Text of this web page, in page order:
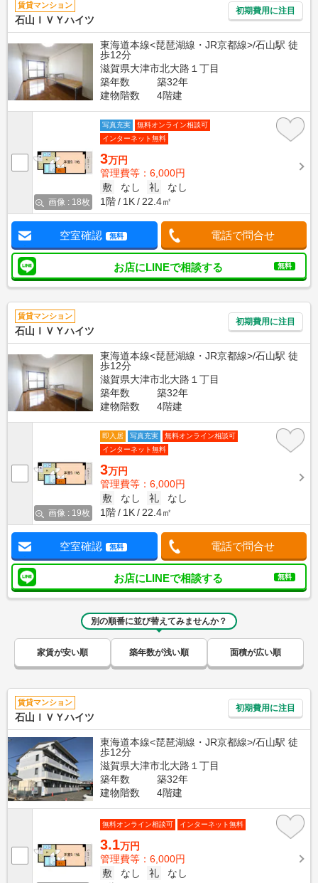
賃貸マンション
石山ＩＶＹハイツ
初期費用に注目
東海道本線<琵琶湖線・JR京都線>/石山駅 徒
歩12分
滋賀県大津市北大路１丁目
築年数
築32年
建物階数
4階建
画像 : 18枚
写真充実
無料オンライン相談可
インターネット無料
3万円
管理費等：6,000円
敷
なし 礼
なし
1階
1K 22.4㎡
空室確認 無料 電話で問合せ
お店にLINEで相談する 無料
賃貸マンション
石山ＩＶＹハイツ
初期費用に注目
東海道本線<琵琶湖線・JR京都線>/石山駅 徒
歩12分
滋賀県大津市北大路１丁目
築年数
築32年
建物階数
4階建
画像 : 19枚
即入居 写真充実
無料オンライン相談可
インターネット無料
3万円
管理費等：6,000円
敷
なし 礼
なし
1階
1K 22.4㎡
空室確認 無料 電話で問合せ
お店にLINEで相談する 無料
別の順番に並び替えてみませんか？
家賃が安い順 築年数が浅い順 面積が広い順
賃貸マンション
石山ＩＶＹハイツ
初期費用に注目
東海道本線<琵琶湖線・JR京都線>/石山駅 徒
歩12分
滋賀県大津市北大路１丁目
築年数
築32年
建物階数
4階建
無料オンライン相談可 インターネット無料
3.1万円
管理費等：6,000円
敷
なし 礼
なし